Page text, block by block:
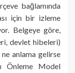
bağlamında
için bir izleme
Belgeye göre,
devlet hibeleri)
anlama gelirse
Önleme Model